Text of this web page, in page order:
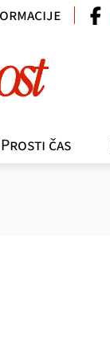
Prosti čas